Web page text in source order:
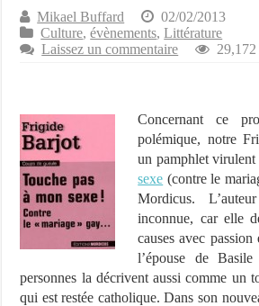
Mikael Buffard
02/02/2013
Culture,évènements,Littérature
Laissez un commentaire
Concernant ce
polémique, notre
un pamphlet
sexe (contre le
Mordicus.
inconnue, car elle
causes avec
l’épouse de
personnes la décrivent aussi comme un
qui est restée catholique. Dans son